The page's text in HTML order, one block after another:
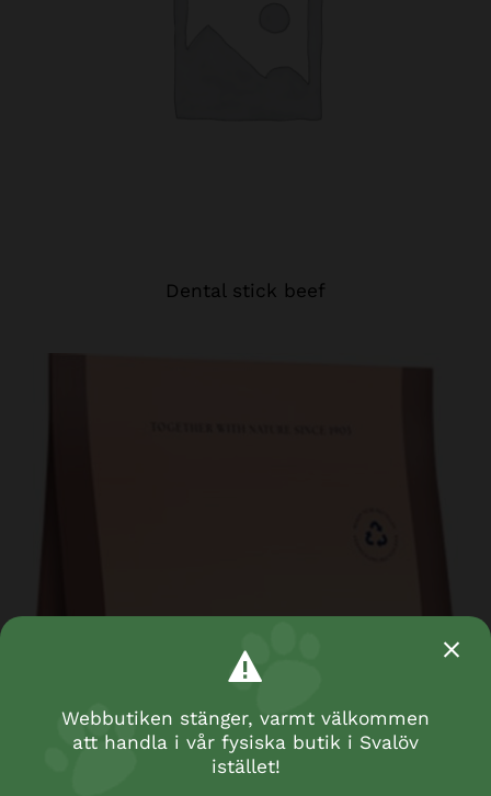
Dental stick beef
Webbutiken stänger, varmt välkommen
att handla i vår fysiska butik i Svalöv
istället!